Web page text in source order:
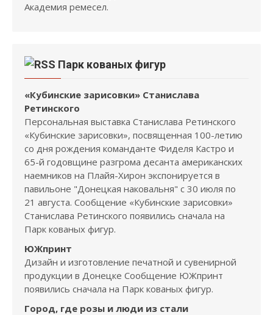
Академия ремесел.
Парк кованых фигур
«Кубинские зарисовки» Станислава
Ретинского
Персональная выставка Станислава Ретинского
«Кубинские зарисовки», посвященная 100-летию
со дня рождения команданте Фиделя Кастро и
65-й годовщине разгрома десанта американских
наемников на Плайя-Хирон экспонируется в
павильоне "Донецкая наковальня" с 30 июля по
21 августа. Сообщение «Кубинские зарисовки»
Станислава Ретинского появились сначала на
Парк кованых фигур.
ЮЖпринт
Дизайн и изготовление печатной и сувенирной
продукции в Донецке Сообщение ЮЖпринт
появились сначала на Парк кованых фигур.
Город, где розы и люди из стали